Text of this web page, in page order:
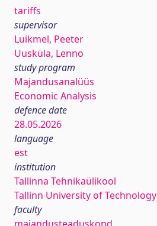
tariffs
supervisor
Luikmel, Peeter
Uusküla, Lenno
study program
Majandusanalüüs
Economic Analysis
defence date
28.05.2026
language
est
institution
Tallinna Tehnikaülikool
Tallinn University of Technology
faculty